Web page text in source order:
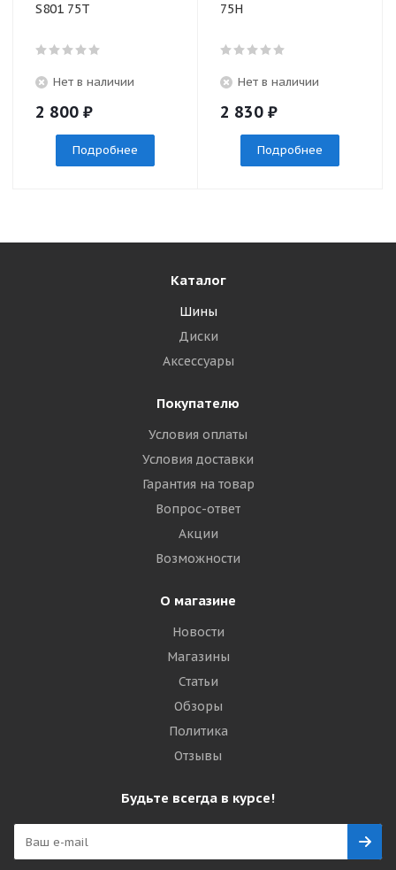
S801 75T
Нет в наличии
2 800 ₽
Подробнее
75H
Нет в наличии
2 830 ₽
Подробнее
Каталог
Шины
Диски
Аксессуары
Покупателю
Условия оплаты
Условия доставки
Гарантия на товар
Вопрос-ответ
Акции
Возможности
О магазине
Новости
Магазины
Статьи
Обзоры
Политика
Отзывы
Будьте всегда в курсе!